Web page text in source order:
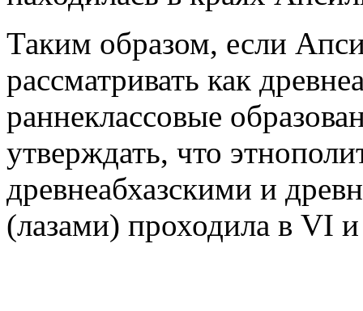
Таким образом, если
рассматривать как
раннеклассовые
утверждать, что
древнеабхазскими и
(лазами) проходила в VI